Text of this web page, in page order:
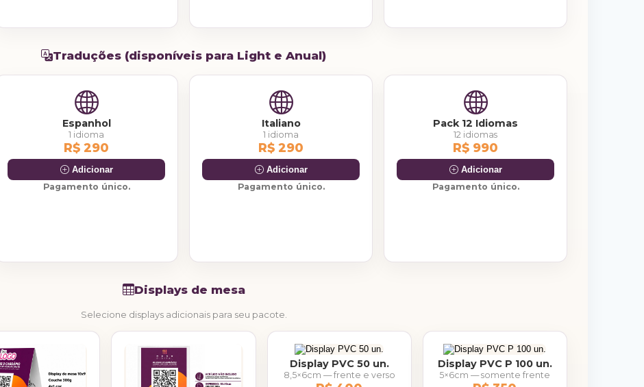
Traduções (disponíveis para Light e Anual)
Espanhol
1 idioma
R$ 290
Adicionar
Pagamento único.
Italiano
1 idioma
R$ 290
Adicionar
Pagamento único.
Pack 12 Idiomas
12 idiomas
R$ 990
Adicionar
Pagamento único.
Displays de mesa
Selecione displays adicionais para seu pacote.
Display PVC 50 un.
8,5×6cm — frente e verso
Display PVC P 100 un.
5×6cm — somente frente